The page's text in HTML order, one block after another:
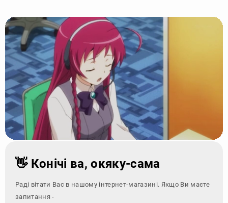
👋 Конічі ва, окяку-сама
Раді вітати Вас в нашому інтернет-магазині. Якщо Ви маєте
запитання - зверніться за